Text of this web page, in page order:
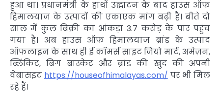
हुआ था। प्रधानमंत्री के हाथों उद्घाटन के बाद हाउस ऑफ
हिमालयाज के उत्पादों की एकाएक मांग बढ़ी है। बीते दो
साल में कुल बिक्री का आंकड़ा 3.7 करोड़ के पार पहुंच
गया है। अब हाउस ऑफ हिमालयाज ब्रांड के उत्पाद
ऑफलाइन के साथ ही ई कॉमर्स साइट जियो मार्ट, अमेज़न,
ब्लिंकिट, बिग बास्केट और ब्रांड की खुद की अपनी
वेबासइट https://houseofhimalayas.com/ पर भी मिल
रहे हैं।